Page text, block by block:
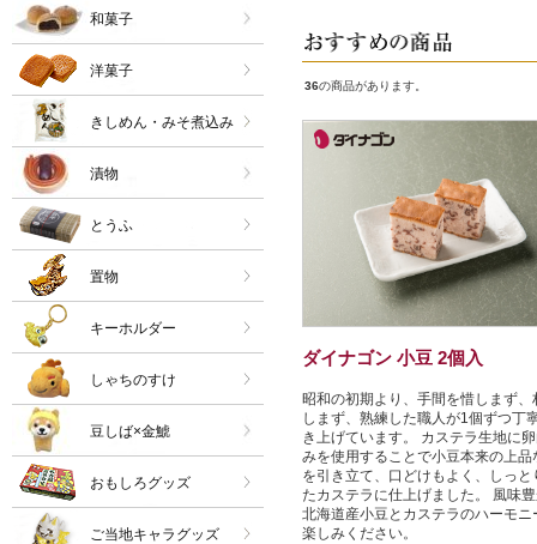
36の商品があります。
ダイナゴン 小豆 2個入
昭和の初期より、手間を惜しまず、
しまず、熟練した職人が1個ずつ丁
き上げています。 カステラ生地に
みを使用することで小豆本来の上品
を引き立て、口どけもよく、しっと
たカステラに仕上げました。 風味
北海道産小豆とカステラのハーモニ
楽しみください。
和菓子
洋菓子
きしめん・みそ煮込み
漬物
とうふ
置物
キーホルダー
しゃちのすけ
豆しば×金鯱
おもしろグッズ
ご当地キャラグッズ